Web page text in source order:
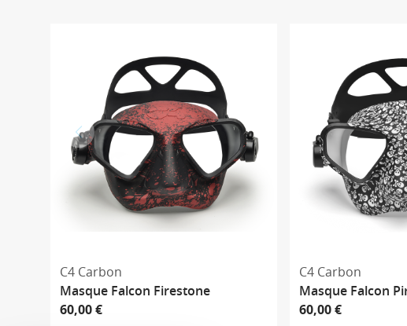
C4 Carbon
Masque Falcon Firestone
60,00 €
C4 Carbon
Masque Falcon
60,00 €